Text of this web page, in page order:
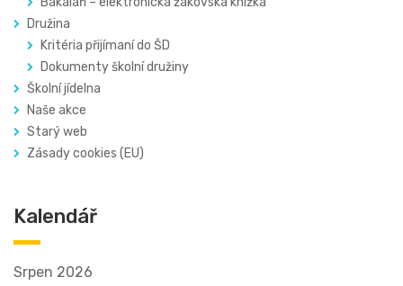
Družina
Kritéria přijímaní do ŠD
Dokumenty školní družiny
Školní jídelna
Naše akce
Starý web
Zásady cookies (EU)
Kalendář
Srpen 2026